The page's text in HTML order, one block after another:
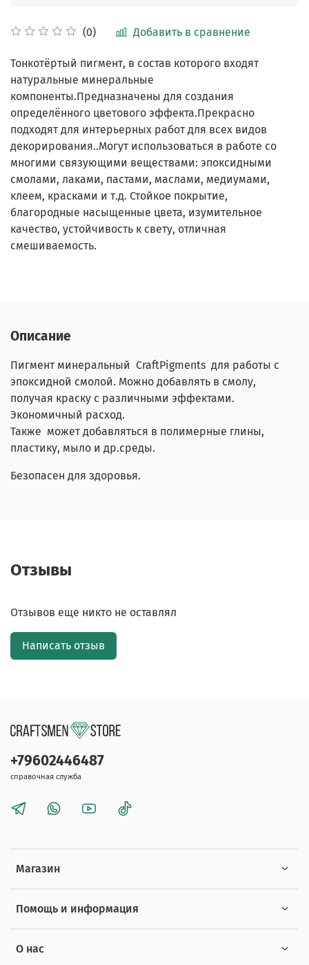
(0) Добавить в сравнение
Тонкотёртый пигмент, в состав которого входят
натуральные минеральные
компоненты.Предназначены для создания
определённого цветового эффекта.Прекрасно
подходят для интерьерных работ для всех видов
декорирования..Могут использоваться в работе со
многими связующими веществами: эпоксидными
смолами, лаками, пастами, маслами, медиумами,
клеем, красками и т.д. Стойкое покрытие,
благородные насыщенные цвета, изумительное
качество, устойчивость к свету, отличная
смешиваемость.
Описание
Пигмент минеральный CraftPigments для работы с
эпоксидной смолой. Можно добавлять в смолу,
получая краску с различными эффектами.
Экономичный расход.
Также может добавляться в полимерные глины,
пластику, мыло и др.среды.
Безопасен для здоровья.
Отзывы
Отзывов еще никто не оставлял
Написать отзыв
Магазин
Помощь и информация
О нас
+79602446487
справочная служба